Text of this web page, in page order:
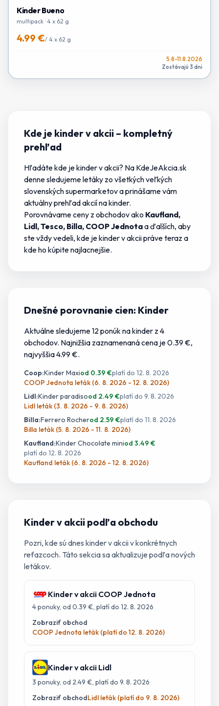
Kinder Bueno
multipack · 4 x 62 g
4.99 €/ 4 x 62 g
5.8-11.8.2026
Zostávajú 3 dni
Kde je kinder v akcii – kompletný
prehľad
Hľadátekde je kinder v akcii? Na KdeJeAkcia.sk
denne sledujeme letáky zo všetkých veľkých
slovenských supermarketov a prinášame vám
aktuálny prehľad akcií nakinder.
Porovnávame ceny z obchodov ako Kaufland,
Lidl, Tesco, Billa, COOP Jednotaa ďalších, aby
ste vždy vedeli, kde je kinder v akciipráve teraz a
kdeho kúpite najlacnejšie.
Dnešné porovnanie cien: Kinder
Aktuálne sledujeme12ponúknakinder z 4
obchodov. Najnižšia zaznamenaná cena je 0.39 €,
najvyššia 4.99 €.
Coop:Kinder Maxiod 0.39 €platí do 12. 8. 2026
COOP Jednota leták (6. 8. 2026 - 12. 8. 2026)
Lidl:Kinder paradisood 2.49 €platí do 9. 8. 2026
Lidl leták (3. 8. 2026 - 9. 8. 2026)
Billa:Ferrero Rocherod 2.59 €platí do 11. 8. 2026
Billa leták (5. 8. 2026 - 11. 8. 2026)
Kaufland:Kinder Chocolate miniod 3.49 €
platí do 12. 8. 2026
Kaufland leták (6. 8. 2026 - 12. 8. 2026)
Kinderv akcii podľa obchodu
Pozri, kde sú dnes kinderv akcii v konkrétnych
reťazcoch. Táto sekcia sa aktualizuje podľa nových
letákov.
Kinderv akcii COOP Jednota
4ponuky, od 0.39 €, platí do 12. 8. 2026
Zobraziť obchod
COOP Jednota leták (platí do 12. 8. 2026)
Kinderv akcii Lidl
3 ponuky, od 2.49 €, platí do 9. 8. 2026
Zobraziť obchodLidl leták (platí do 9. 8. 2026)